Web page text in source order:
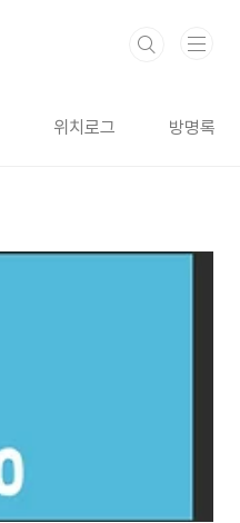
위치로그 방명록